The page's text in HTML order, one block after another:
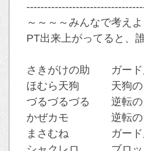
～～～～みんなで考え
PT出来上がってると、
さきがけの助 ガード
ほむら天狗 天狗の
づるづるづる 逆転の
かぜカモ 逆転のま
まさむね ガード